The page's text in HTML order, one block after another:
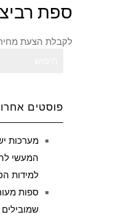
פוף
ספת רביצה
לקבלת הצעת מחיר
פוסטים
מערכות
המעשי
למידות
ספות